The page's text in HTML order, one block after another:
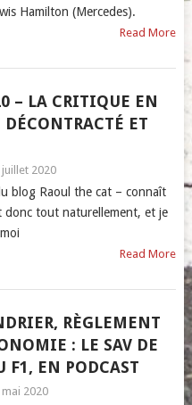
Hamilton (Mercedes).
Read More
– LA CRITIQUE EN
DÉCONTRACTÉ ET
juillet 2020
blog Raoul the cat – connaît
donc tout naturellement, et je
Read More
RÈGLEMENT
: LE SAV DE
F1, EN PODCAST
mai 2020